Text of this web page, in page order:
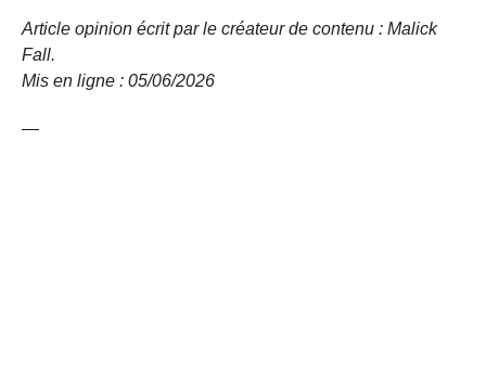
Article opinion écrit par le créateur de contenu : Malick
Fall.
Mis en ligne : 05/06/2026
—